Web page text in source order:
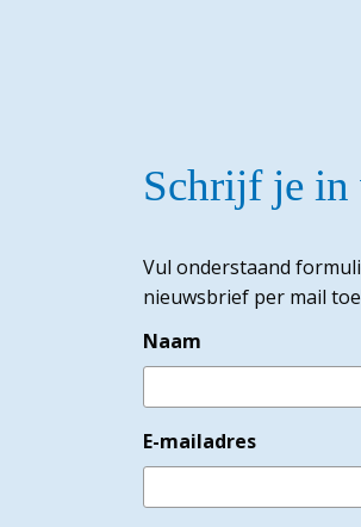
Schrijf je in
Vul onderstaand
nieuwsbrief per mail
Naam
E-mailadres